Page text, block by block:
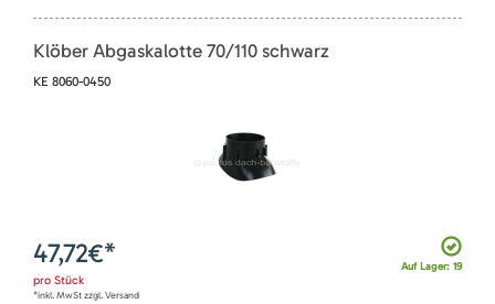
Klöber Abgaskalotte 70/110 schwarz
KE 8060-0450
Auf Lager: 19
47,72€*
pro Stück
*inkl. MwSt zzgl. Versand